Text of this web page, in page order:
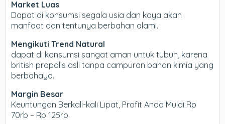
Market Luas
Dapat di konsumsi segala usia dan kaya akan
manfaat dan tentunya berbahan alami.
Mengikuti Trend Natural
dapat di konsumsi sangat aman untuk tubuh, karena
british propolis asli tanpa campuran bahan kimia yang
berbahaya.
Margin Besar
Keuntungan Berkali-kali Lipat, Profit Anda Mulai Rp
70rb – Rp 125rb.